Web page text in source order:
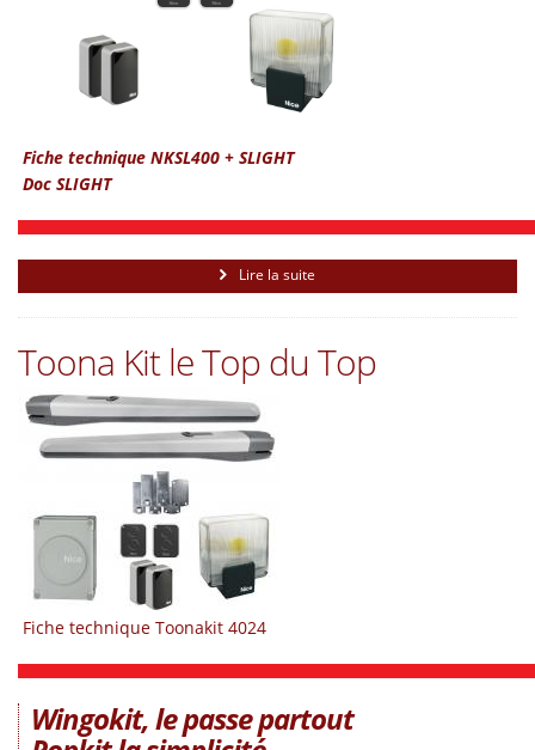
Fiche technique NKSL400 + SLIGHT
Doc SLIGHT
Lire la suite
Toona Kit le Top du Top
Fiche technique Toonakit 4024
Wingokit, le passe partout